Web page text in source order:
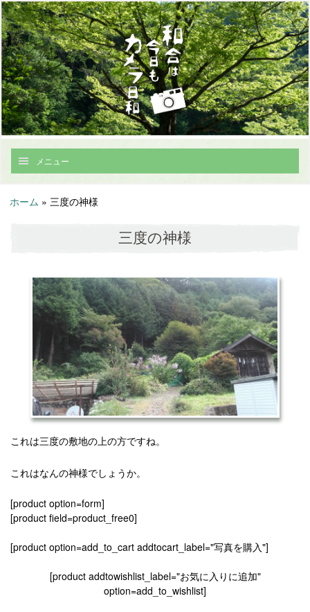
メニュー
ホーム » 三度の神様
三度の神様
これは三度の敷地の上の方ですね。
これはなんの神様でしょうか。
[product option=form]
[product field=product_free0]
[product option=add_to_cart addtocart_label="写真を購入"]
[product addtowishlist_label="お気に入りに追加"
option=add_to_wishlist]